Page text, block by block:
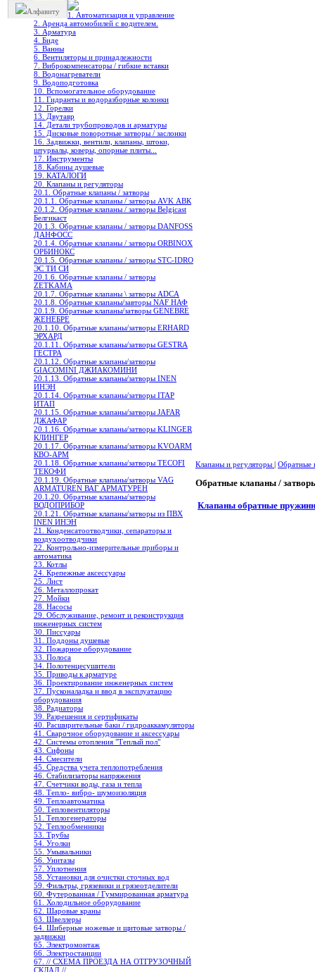
Алфавиту
1. Автоматизация и управление
2. Аренда автомобилей с водителем.
3. Арматура
4. Биде
5. Ванны
6. Вентиляторы и принадлежности
7. Виброкомпенсаторы / гибкие вставки
8. Водонагреватели
9. Водоподготовка
10. Вспомогательное оборудование
11. Гидранты и водоразборные колонки
12. Горелки
13. Двутавр
14. Детали трубопроводов и арматуры
15. Дисковые поворотные затворы / заслонки
16. Задвижки, вентили, клапаны, штоки,
штурвалы, коверы, опорные плиты...
17. Инструменты
18. Кабины душевые
19. КАТАЛОГИ
20. Клапаны и регуляторы
20.1. Обратные клапаны / затворы
20.1.1. Обратные клапаны / затворы AVK АВК
20.1.2. Обратные клапаны / затворы Belgicast
Белгикаст
20.1.3. Обратные клапаны / затворы DANFOSS
ДАНФОСС
20.1.4. Обратные клапаны / затворы ORBINOX
ОРБИНОКС
20.1.5. Обратные клапаны / затворы STC-IDRO
ЭС ТИ СИ
20.1.6. Обратные клапаны / затворы
ZETKAMA
20.1.7. Обратные клапаны \ затворы ADCA
20.1.8. Обратные клапаны/завторы NAF НАФ
20.1.9. Обратные клапаны/затворы GENEBRE
ЖЕНЕБРЕ
20.1.10. Обратные клапаны/затворы ERHARD
ЭРХАРД
20.1.11. Обратные клапаны/затворы GESTRA
ГЕСТРА
20.1.12. Обратные клапаны/затворы
GIACOMINI ДЖИАКОМИНИ
20.1.13. Обратные клапаны/затворы INEN
ИНЭН
20.1.14. Обратные клапаны/затворы ITAP
ИТАП
20.1.15. Обратные клапаны/затворы JAFAR
ДЖАФАР
20.1.16. Обратные клапаны/затворы KLINGER
КЛИНГЕР
20.1.17. Обратные клапаны/затворы KVOARM
КВО-АРМ
20.1.18. Обратные клапаны/затворы TECOFI
ТЕКОФИ
20.1.19. Обратные клапаны/затворы VAG
ARMATUREN ВАГ АРМАТУРЕН
20.1.20. Обратные клапаны/затворы
ВОДОПРИБОР
20.1.21. Обратные клапаны/затворы из ПВХ
INEN ИНЭН
21. Конденсатоотводчики, сепараторы и
воздухоотводчики
22. Контрольно-измерительные приборы и
автоматика
23. Котлы
24. Крепежные аксессуары
25. Лист
26. Металлопрокат
27. Мойки
28. Насосы
29. Обслуживание, ремонт и реконструкция
инженерных систем
30. Писсуары
31. Поддоны душевые
32. Пожарное оборудование
33. Полоса
34. Полотенцесушители
35. Приводы к арматуре
36. Проектирование инженерных систем
37. Пусконаладка и ввод в эксплуатацию
оборудования
38. Радиаторы
39. Разрешения и сертификаты
40. Расширительные баки / гидроаккамуляторы
41. Сварочное оборудование и аксессуары
42. Системы отопления "Теплый пол"
43. Сифоны
44. Смесители
45. Средства учета теплопотребления
46. Стабилизаторы напряжения
47. Счетчики воды, газа и тепла
48. Тепло- вибро- шумоизоляция
49. Теплоавтоматика
50. Тепловентиляторы
51. Теплогенераторы
52. Теплообменники
53. Трубы
54. Уголки
55. Умывальники
56. Унитазы
57. Уплотнения
58. Установки для очистки сточных вод
59. Фильтры, грязевики и грязеотделители
60. Футерованная / Гуммированная арматура
61. Холодильное oборудование
62. Шаровые краны
63. Швеллеры
64. Шиберные ножевые и щитовые затворы /
задвижки
65. Электромонтаж
66. Электростанции
67. // СХЕМА ПРОЕЗДА НА ОТГРУЗОЧНЫЙ
СКЛАД //
Клапаны и регуляторы | Обратные
Обратные клапаны /
Клапаны обратные